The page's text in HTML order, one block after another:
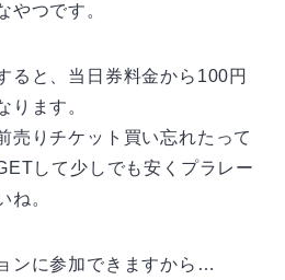
やつです。
ると、当日券料金から100円
ります。
売りチケット買い忘れたって
して少しでも安くプラレー
ね。
ンに参加できますから…